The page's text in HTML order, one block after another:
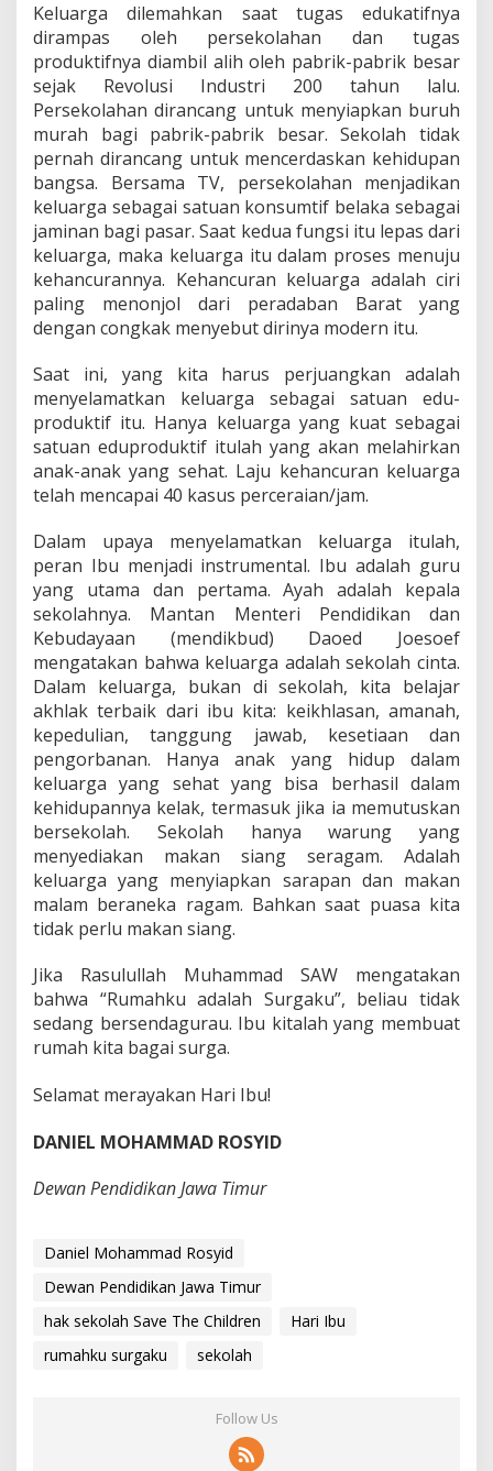
Keluarga dilemahkan saat tugas edukatifnya
dirampas oleh persekolahan dan tugas
produktifnya diambil alih oleh pabrik-pabrik besar
sejak Revolusi Industri 200 tahun lalu.
Persekolahan dirancang untuk menyiapkan buruh
murah bagi pabrik-pabrik besar. Sekolah tidak
pernah dirancang untuk mencerdaskan kehidupan
bangsa. Bersama TV, persekolahan menjadikan
keluarga sebagai satuan konsumtif belaka sebagai
jaminan bagi pasar. Saat kedua fungsi itu lepas dari
keluarga, maka keluarga itu dalam proses menuju
kehancurannya. Kehancuran keluarga adalah ciri
paling menonjol dari peradaban Barat yang
dengan congkak menyebut dirinya modern itu.
Saat ini, yang kita harus perjuangkan adalah
menyelamatkan keluarga sebagai satuan edu-
produktif itu. Hanya keluarga yang kuat sebagai
satuan eduproduktif itulah yang akan melahirkan
anak-anak yang sehat. Laju kehancuran keluarga
telah mencapai 40 kasus perceraian/jam.
Dalam upaya menyelamatkan keluarga itulah,
peran Ibu menjadi instrumental. Ibu adalah guru
yang utama dan pertama. Ayah adalah kepala
sekolahnya. Mantan Menteri Pendidikan dan
Kebudayaan (mendikbud) Daoed Joesoef
mengatakan bahwa keluarga adalah sekolah cinta.
Dalam keluarga, bukan di sekolah, kita belajar
akhlak terbaik dari ibu kita: keikhlasan, amanah,
kepedulian, tanggung jawab, kesetiaan dan
pengorbanan. Hanya anak yang hidup dalam
keluarga yang sehat yang bisa berhasil dalam
kehidupannya kelak, termasuk jika ia memutuskan
bersekolah. Sekolah hanya warung yang
menyediakan makan siang seragam. Adalah
keluarga yang menyiapkan sarapan dan makan
malam beraneka ragam. Bahkan saat puasa kita
tidak perlu makan siang.
Jika Rasulullah Muhammad SAW mengatakan
bahwa “Rumahku adalah Surgaku”, beliau tidak
sedang bersendagurau. Ibu kitalah yang membuat
rumah kita bagai surga.
Selamat merayakan Hari Ibu!
DANIEL MOHAMMAD ROSYID
Dewan Pendidikan Jawa Timur
Daniel Mohammad Rosyid
Dewan Pendidikan Jawa Timur
hak sekolah Save The Children
Hari Ibu
rumahku surgaku
sekolah
Follow Us